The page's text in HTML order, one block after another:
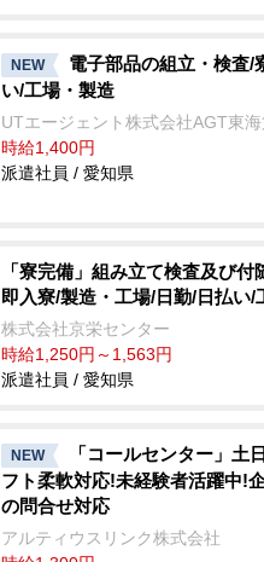
NEW
電子部品の組立・検査/
い/工場・製造
UTエージェント株式会社AGT東
時給1,400円
派遣社員 / 愛知県
「寮完備」組み立て検査及び付
即入寮/製造・工場/日勤/日払い/
株式会社京栄センター
時給1,250円～1,563円
派遣社員 / 愛知県
NEW
「コールセンター」土
フト柔軟対応!未経験者活躍中!
の問合せ対応
アルティウスリンク株式会社